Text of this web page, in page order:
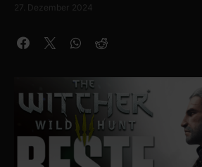
27. Dezember 2024